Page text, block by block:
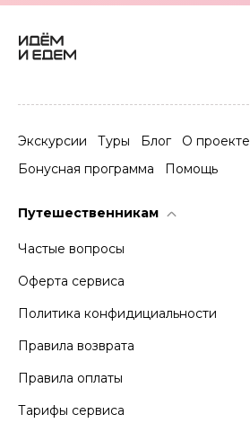
Экскурсии Туры Блог
О проекте
Бонусная программа
Помощь
Путешественникам
Частые вопросы
Оферта сервиса
Политика конфидициальности
Правила возврата
Правила оплаты
Тарифы сервиса